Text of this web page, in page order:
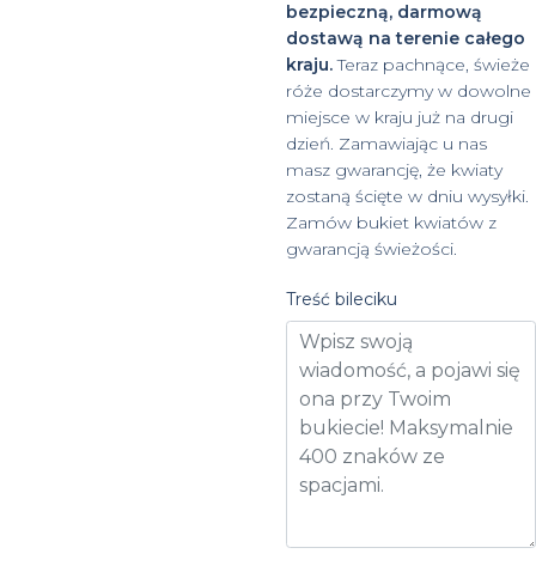
bezpieczną, darmową
dostawą na terenie całego
kraju.Teraz pachnące, świeże
róże dostarczymy w dowolne
miejsce w kraju już na drugi
dzień. Zamawiając u nas
masz gwarancję, że kwiaty
zostaną ścięte w dniu wysyłki.
Zamów bukiet kwiatów z
gwarancją świeżości.
Treść bileciku